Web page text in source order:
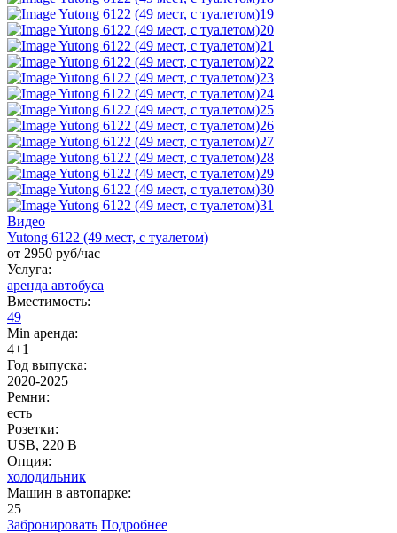
Видео
Yutong 6122 (49 мест, с туалетом)
от 2950 руб/час
Услуга:
аренда автобуса
Вместимость:
49
Min аренда:
4+1
Год выпуска:
2020-2025
Ремни:
есть
Розетки:
USB, 220 B
Опция:
холодильник
Машин в автопарке:
25
Забронировать Подробнее